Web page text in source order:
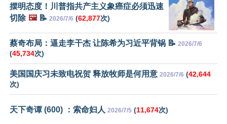
摆明态度！川普指共产主义象癌症必须迅速
切除 🖼️📝 2026/7/6 (62,877次)
蔡奇布局：逼走李干杰 让陈希为习近平背锅 📝 2026/7/6
(45,734次)
美国国庆习未致电祝贺 释放牧师是何用意 2026/7/6 (42,644
次)
天下奇谭 (600) ：索命妇人 2026/7/5 (11,674次)